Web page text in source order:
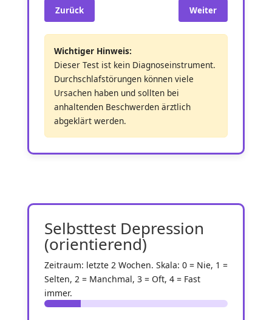
Zurück Weiter
Wichtiger Hinweis:
Dieser Test ist kein Diagnoseinstrument.
Durchschlafstörungen können viele
Ursachen haben und sollten bei
anhaltenden Beschwerden ärztlich
abgeklärt werden.
Selbsttest Depression
(orientierend)
Zeitraum: letzte 2 Wochen. Skala: 0 = Nie, 1 =
Selten, 2 = Manchmal, 3 = Oft, 4 = Fast
immer.